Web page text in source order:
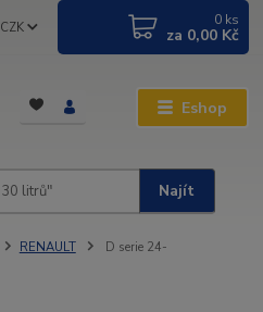
Eshop
CZK
Najít
0 ks
za 0,00 Kč
RENAULT D serie 24-